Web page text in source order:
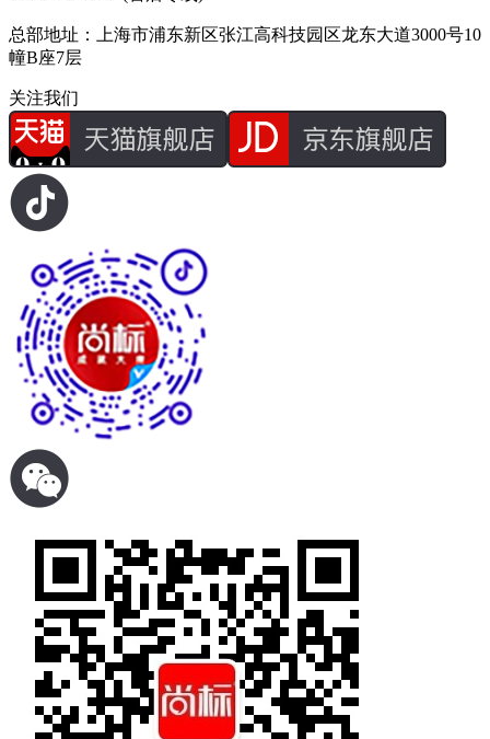
总部地址：上海市浦东新区张江高科技园区龙东大道3000号10
幢B座7层
关注我们